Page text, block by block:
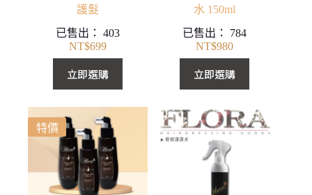
護髮
已售出：403
NT$699
立即選購
水 150ml
已售出： 784
NT$980
立即選購
特價